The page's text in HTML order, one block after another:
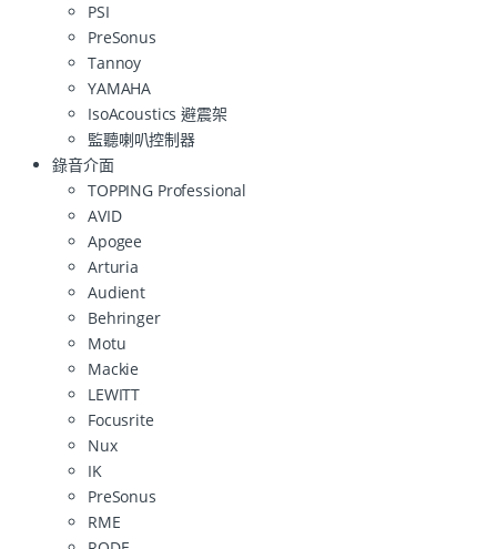
PSI
PreSonus
Tannoy
YAMAHA
IsoAcoustics 避震架
監聽喇叭控制器
錄音介面
TOPPING Professional
AVID
Apogee
Arturia
Audient
Behringer
Motu
Mackie
LEWITT
Focusrite
Nux
IK
PreSonus
RME